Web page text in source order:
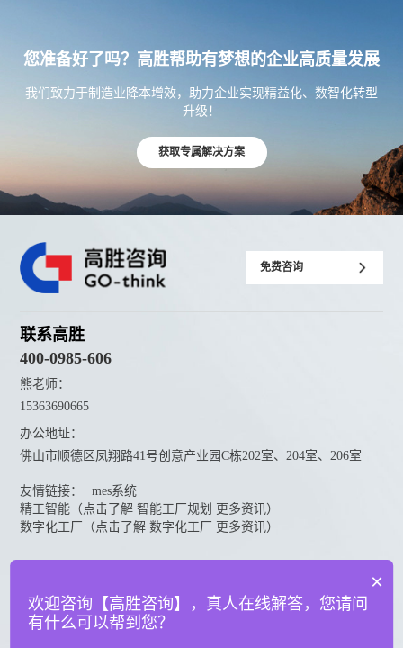
您准备好了吗？高胜帮助有梦想的企业高质量发展
我们致力于制造业降本增效，助力企业实现精益化、数智化转型
升级！
获取专属解决方案
免费咨询
联系高胜
400-0985-606
熊老师：
15363690665
办公地址：
佛山市顺德区凤翔路41号创意产业园C栋202室、204室、206室
友情链接：
mes系统
精工智能（点击了解 智能工厂规划 更多资讯）
数字化工厂（点击了解 数字化工厂 更多资讯）
×
欢迎咨询【高胜咨询】，真人在线解答，您请问
有什么可以帮到您？